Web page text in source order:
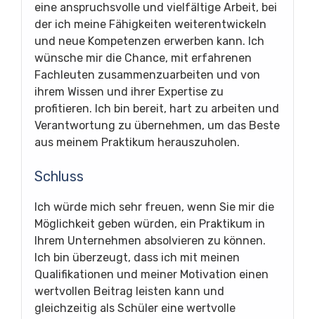
eine anspruchsvolle und vielfältige Arbeit, bei
der ich meine Fähigkeiten weiterentwickeln
und neue Kompetenzen erwerben kann. Ich
wünsche mir die Chance, mit erfahrenen
Fachleuten zusammenzuarbeiten und von
ihrem Wissen und ihrer Expertise zu
profitieren. Ich bin bereit, hart zu arbeiten und
Verantwortung zu übernehmen, um das Beste
aus meinem Praktikum herauszuholen.
Schluss
Ich würde mich sehr freuen, wenn Sie mir die
Möglichkeit geben würden, ein Praktikum in
Ihrem Unternehmen absolvieren zu können.
Ich bin überzeugt, dass ich mit meinen
Qualifikationen und meiner Motivation einen
wertvollen Beitrag leisten kann und
gleichzeitig als Schüler eine wertvolle